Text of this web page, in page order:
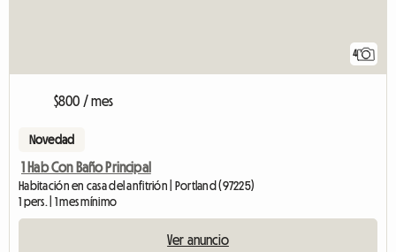
4
$800 / mes
Novedad
1 Hab Con Baño Principal
Habitación en casa del anfitrión | Portland (97225)
1 pers. | 1 mes mínimo
Ver anuncio